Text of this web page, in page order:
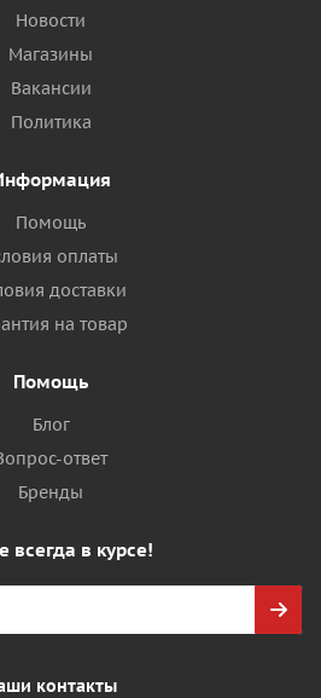
Новости
Магазины
Вакансии
Политика
Помощь
оплаты
доставки
на товар
Помощь
Блог
ответ
Бренды
всегда в курсе!
контакты